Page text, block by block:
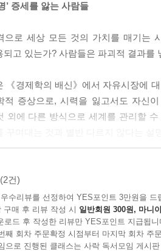
질을 높이는 데 없어서는 안 될 필수
(complainocracy)에 가깝다. 통치자
전락한 것이다.
할 삶의 일부이며, 끝나서는 안 될 변
사람들을 만나게 될 것이다. 그들의 모
말」중에서
’ 증세를 앓는 사람들
으로 세상 모든 것의 가치를 매기는
되고 있는가? 사람들은 파괴적 결과
《경제학의 배신》에서 자유시장에
적 증상으로, 시력을 잃고서도 자신
외에 다른 방식으로 세계를 관리할
야 한다. 파텔은 오늘날의 경제와 사
사회화되었다. 그러나 가격이 올바른
이다.
배신》은 호모에코노미쿠스 개념을
(2건)
수리뷰를 선정하여 YES포인트 3만원을 드
구매 후 리뷰 작성 시 일반회원 300원, 마니
로드 후 작성한 리뷰만 YES포인트 지급됩니
째 회차 주문확정 시점부터 마지막 회차 주
으로 진행된 클래스는 사락 독서모임 게시